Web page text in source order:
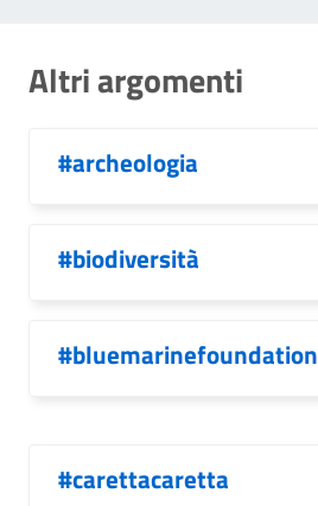
Altri argomenti
#archeologia
#biodiversità
#bluemarinefoundation
#carettacaretta